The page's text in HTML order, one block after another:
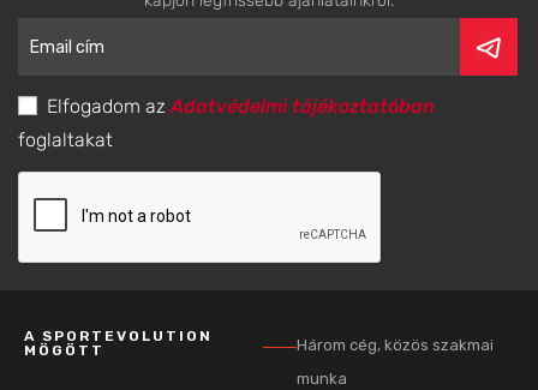
Elfogadom azAdatvédelmi tájékoztatóban
foglaltakat
A SPORTEVOLUTION
MÖGÖTT
Három cég, közös szakmai
munka